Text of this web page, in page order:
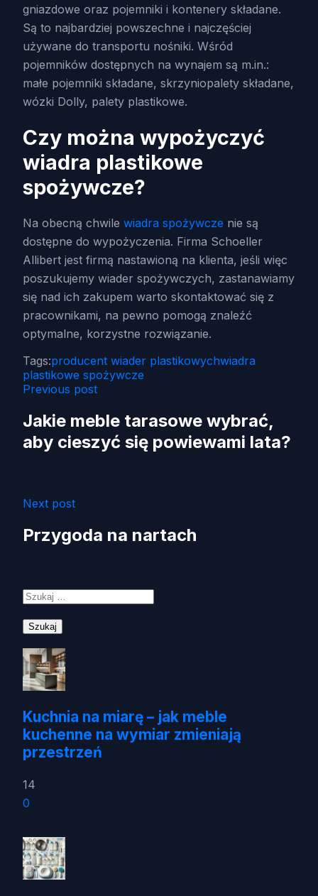
gniazdowe oraz pojemniki i kontenery składane.
Są to najbardziej powszechne i najczęściej
używane do transportu nośniki. Wśród
pojemników dostępnych na wynajem są m.in.:
małe pojemniki składane, skrzyniopalety składane,
wózki Dolly, palety plastikowe.
Czy można wypożyczyć
wiadra plastikowe
spożywcze?
Na obecną chwile wiadra spożywcze nie są
dostępne do wypożyczenia. Firma Schoeller
Allibert jest firmą nastawioną na klienta, jeśli więc
poszukujemy wiader spożywczych, zastanawiamy
się nad ich zakupem warto skontaktować się z
pracownikami, na pewno pomogą znaleźć
optymalne, korzystne rozwiązanie.
Tags:producent wiader plastikowychwiadra
plastikowe spożywcze
Previous post
Jakie meble tarasowe wybrać,
aby cieszyć się powiewami lata?
Next post
Przygoda na nartach
Kuchnia na miarę – jak meble
kuchenne na wymiar zmieniają
przestrzeń
14
0